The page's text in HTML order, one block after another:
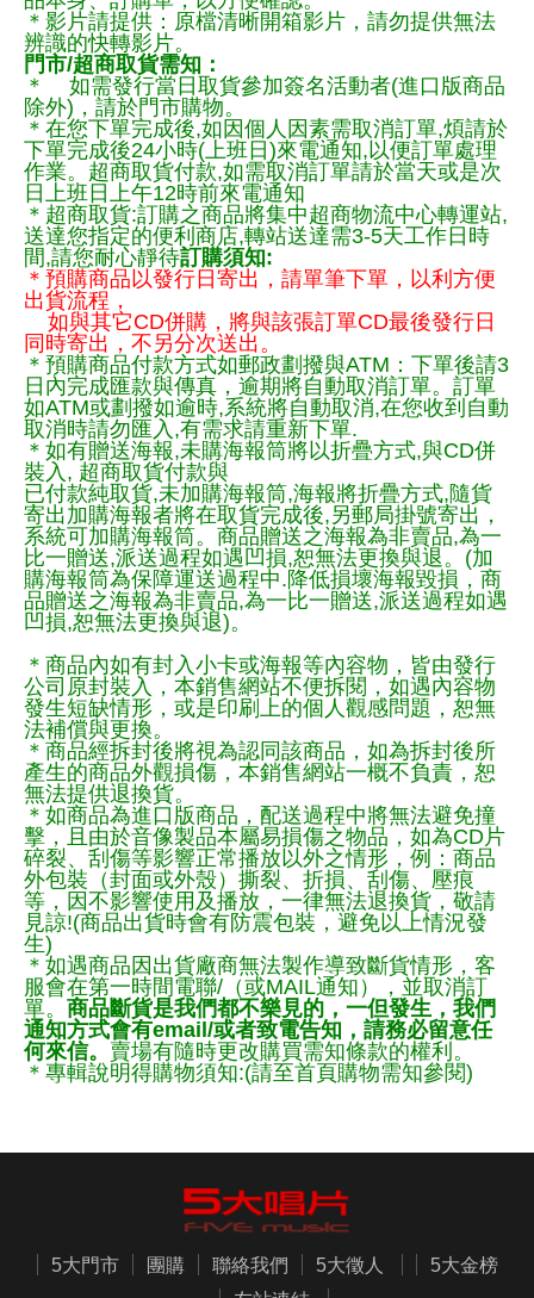
＊影片請提供：原檔清晰開箱影片，請勿提供無法
辨識的快轉影片。
門市/超商取貨需知：
＊ 如需發行當日取貨參加簽名活動者(進口版商品
除外)，請於門市購物。
＊在您下單完成後,如因個人因素需取消訂單,煩請於
下單完成後24小時(上班日)來電通知,以便訂單處理
作業。超商取貨付款,如需取消訂單請於當天或是次
日上班日上午12時前來電通知
＊超商取貨:訂購之商品將集中超商物流中心轉運站,
送達您指定的便利商店,轉站送達需3-5天工作日時
間,請您耐心靜待訂購須知:
＊預購商品以發行日寄出，請單筆下單，以利方便
出貨流程，
如與其它CD併購，將與該張訂單CD最後發行日
同時寄出，不另分次送出。
＊預購商品付款方式如郵政劃撥與ATM：下單後請3
日內完成匯款與傳真，逾期將自動取消訂單。訂單
如ATM或劃撥如逾時,系統將自動取消,在您收到自動
取消時請勿匯入,有需求請重新下單.
＊如有贈送海報,未購海報筒將以折疊方式,與CD併
裝入, 超商取貨付款與
已付款純取貨,未加購海報筒,海報將折疊方式,隨貨
寄出加購海報者將在取貨完成後,另郵局掛號寄出，
系統可加購海報筒。商品贈送之海報為非賣品,為一
比一贈送,派送過程如遇凹損,恕無法更換與退。(加
購海報筒為保障運送過程中.降低損壞海報毀損，商
品贈送之海報為非賣品,為一比一贈送,派送過程如遇
凹損,恕無法更換與退)。
＊商品內如有封入小卡或海報等內容物，皆由發行
公司原封裝入，本銷售網站不便拆閱，如遇內容物
發生短缺情形，或是印刷上的個人觀感問題，恕無
法補償與更換。
＊商品經拆封後將視為認同該商品，如為拆封後所
產生的商品外觀損傷，本銷售網站一概不負責，恕
無法提供退換貨。
＊如商品為進口版商品，配送過程中將無法避免撞
擊，且由於音像製品本屬易損傷之物品，如為CD片
碎裂、刮傷等影響正常播放以外之情形，例：商品
外包裝（封面或外殼）撕裂、折損、刮傷、壓痕
等，因不影響使用及播放，一律無法退換貨，敬請
見諒!(商品出貨時會有防震包裝，避免以上情況發
生)
＊如遇商品因出貨廠商無法製作導致斷貨情形，客
服會在第一時間電聯/（或MAIL通知），並取消訂
單。 商品斷貨是我們都不樂見的，一但發生，我們
通知方式會有email/或者致電告知，請務必留意任
何來信。 賣場有隨時更改購買需知條款的權利。
＊專輯說明得購物須知:(請至首頁購物需知參閱)
5大門市 團購 聯絡我們 5大徵人
5大金榜